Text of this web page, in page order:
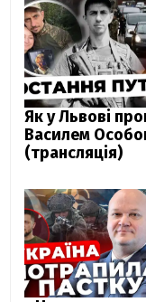
Як у Львові
Василем
(трансляція)